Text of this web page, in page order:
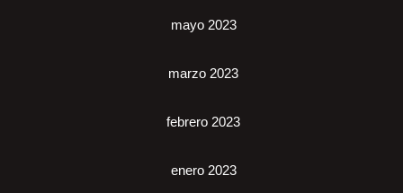
mayo 2023
marzo 2023
febrero 2023
enero 2023